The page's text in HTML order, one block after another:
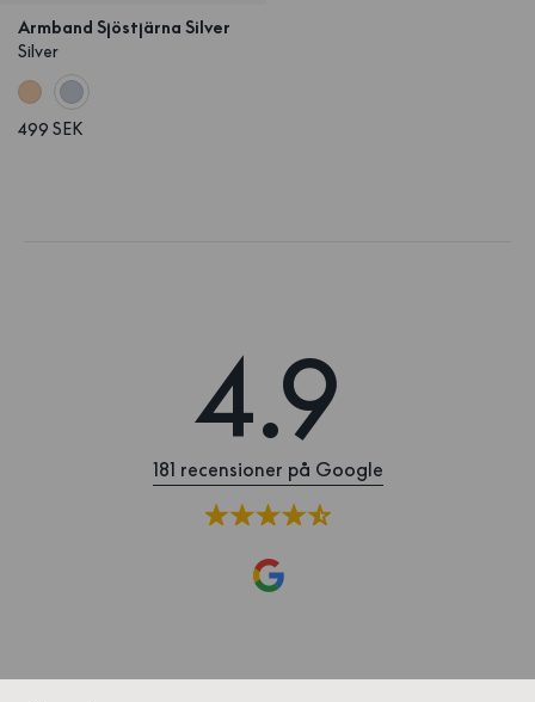
Armband Sjöstjärna Silver
Silver
499 SEK
4.9
181 recensioner på Google